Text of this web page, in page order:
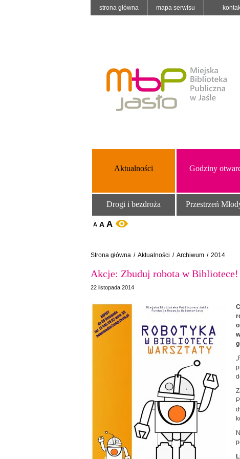
strona główna mapa serwisu
Aktualności Godziny
Drogi i bezdroża Przestrzeń
A A A WERSJA KONTRASTOWA
Strona główna / Aktualności / Archiwum / 2014
Akcje: Zbuduj robota w Bibliotece!
22 listopada 2014